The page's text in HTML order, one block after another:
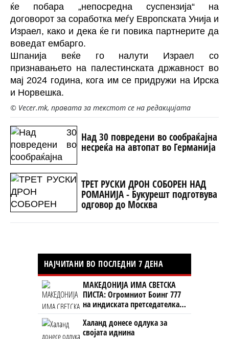
ќе побара „непосредна суспензија“ на
договорот за соработка меѓу Европската Унија и
Израел, како и дека ќе ги повика партнерите да
воведат ембарго.
Шпанија веќе го налути Израел со
признавањето на палестинската државност во
мај 2024 година, кога им се придружи на Ирска
и Норвешка.
© Vecer.mk, правата за текстот се на редакцијата
Над 30 повредени во сообраќајна
несреќа на автопат во Германија
ТРЕТ РУСКИ ДРОН СОБОРЕН НАД
РОМАНИЈА - Букурешт подготвува
одговор до Москва
НАЈЧИТАНИ ВО ПОСЛЕДНИ 7 ДЕНА
МАКЕДОНИЈА ИМА СВЕТСКА
ПИСТА: Огромниот Боинг 777
на индиската претседателка
на Меѓународниот Аеродром
Скопје
Халанд донесе одлука за
својата иднина